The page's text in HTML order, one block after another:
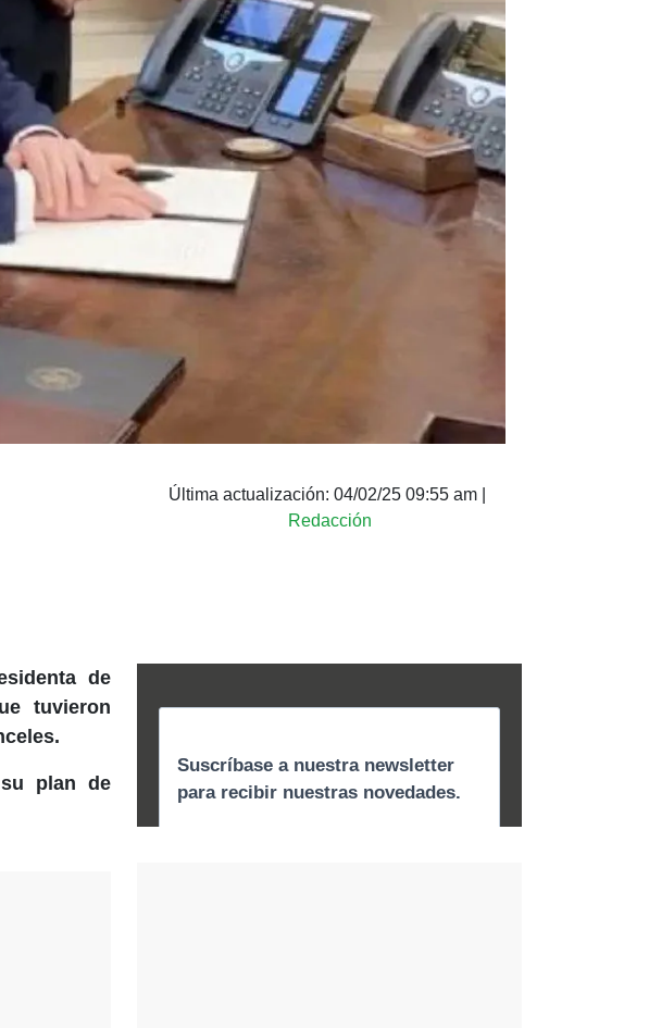
Última actualización: 04/02/25 09:55 am
Redacción
de
tuvieron
plan de